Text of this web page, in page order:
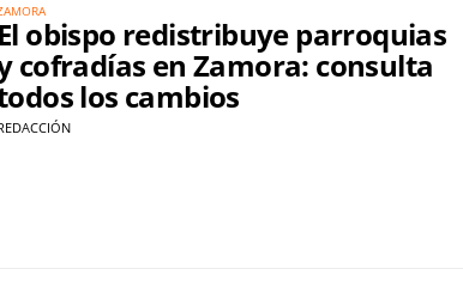
El obispo redistribuye parroquias
cofradías en Zamora: consulta
los cambios